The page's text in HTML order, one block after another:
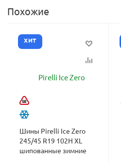
Похожие
ХИТ
Шины Pirelli Ice Zero
245/45 R19 102H XL
шипованные зимние